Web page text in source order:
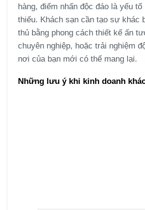
hàng, điểm nhấn độc đáo là yếu tố
thiếu. Khách sạn cần tạo sự khác
thủ bằng phong cách thiết kế ấn
chuyên nghiệp, hoặc trải nghiệm
nơi của bạn mới có thể mang lại.
Những lưu ý khi kinh doanh